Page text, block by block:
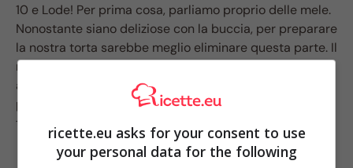
10 e Lode! Per prima cosa, parliamo proprio delle mele.
Nonostante siano deliziose con la buccia, per preparare
la nostra torta sarebbe meglio eliminare questa parte. Il
motivo è semplice: la
amalgamerà all’impasto
potrebbe portare il pan di Spagna a diventare un po’
troppo secco.
ricette.eu asks for your consent to use
your personal data for the following